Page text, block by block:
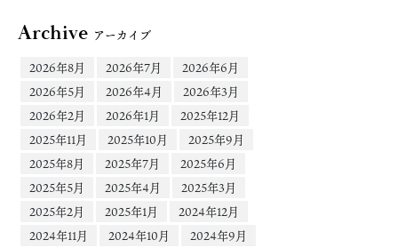
Archive アーカイブ
2026年8月
2026年7月
2026年6月
2026年5月
2026年4月
2026年3月
2026年2月
2026年1月
2025年12月
2025年11月
2025年10月
2025年9月
2025年8月
2025年7月
2025年6月
2025年5月
2025年4月
2025年3月
2025年2月
2025年1月
2024年12月
2024年11月
2024年10月
2024年9月